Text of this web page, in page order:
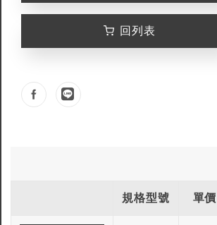
回列表
規格型號 單價